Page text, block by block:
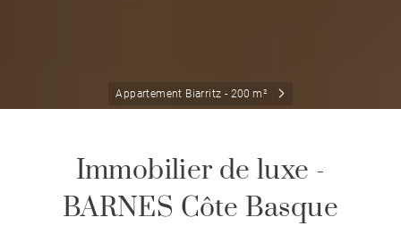
Appartement Biarritz - 200 m²
Immobilier de luxe -
BARNES Côte Basque